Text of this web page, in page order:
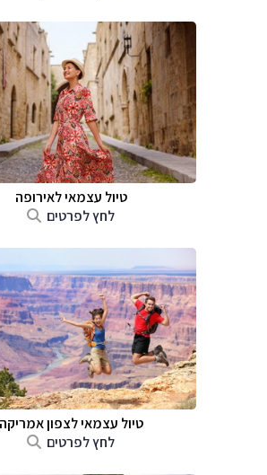
טיול עצמאי לאירופה
לחץ לפרטים
טיול עצמאי לצפון אמריקה
לחץ לפרטים